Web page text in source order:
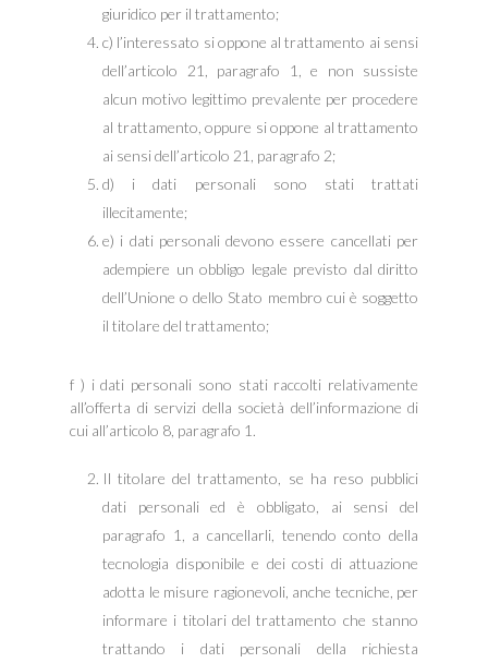
giuridico per il trattamento;
c) l’interessato si oppone al trattamento ai sensi
dell’articolo 21, paragrafo 1, e non sussiste
alcun motivo legittimo prevalente per procedere
al trattamento, oppure si oppone al trattamento
ai sensi dell’articolo 21, paragrafo 2;
d) i dati personali sono stati trattati
illecitamente;
e) i dati personali devono essere cancellati per
adempiere un obbligo legale previsto dal diritto
dell’Unione o dello Stato membro cui è soggetto
il titolare del trattamento;
f ) i dati personali sono stati raccolti relativamente
all’offerta di servizi della società dell’informazione di
cui all’articolo 8, paragrafo 1.
Il titolare del trattamento, se ha reso pubblici
dati personali ed è obbligato, ai sensi del
paragrafo 1, a cancellarli, tenendo conto della
tecnologia disponibile e dei costi di attuazione
adotta le misure ragionevoli, anche tecniche, per
informare i titolari del trattamento che stanno
trattando i dati personali della richiesta